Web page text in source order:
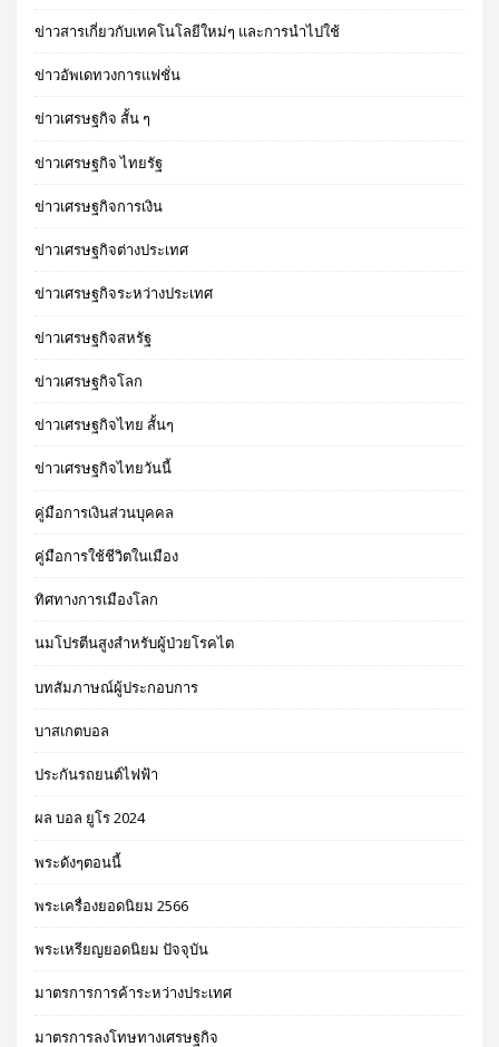
ข่าวสารเกี่ยวกับเทคโนโลยีใหม่ๆ และการนำไปใช้
ข่าวอัพเดทวงการแฟชั่น
ข่าวเศรษฐกิจ สั้น ๆ
ข่าวเศรษฐกิจ ไทยรัฐ
ข่าวเศรษฐกิจการเงิน
ข่าวเศรษฐกิจต่างประเทศ
ข่าวเศรษฐกิจระหว่างประเทศ
ข่าวเศรษฐกิจสหรัฐ
ข่าวเศรษฐกิจโลก
ข่าวเศรษฐกิจไทย สั้นๆ
ข่าวเศรษฐกิจไทยวันนี้
คู่มือการเงินส่วนบุคคล
คู่มือการใช้ชีวิตในเมือง
ทิศทางการเมืองโลก
นมโปรตีนสูงสำหรับผู้ป่วยโรคไต
บทสัมภาษณ์ผู้ประกอบการ
บาสเกตบอล
ประกันรถยนต์ไฟฟ้า
ผล บอล ยูโร 2024
พระดังๆตอนนี้
พระเครื่องยอดนิยม 2566
พระเหรียญยอดนิยม ปัจจุบัน
มาตรการการค้าระหว่างประเทศ
มาตรการลงโทษทางเศรษฐกิจ